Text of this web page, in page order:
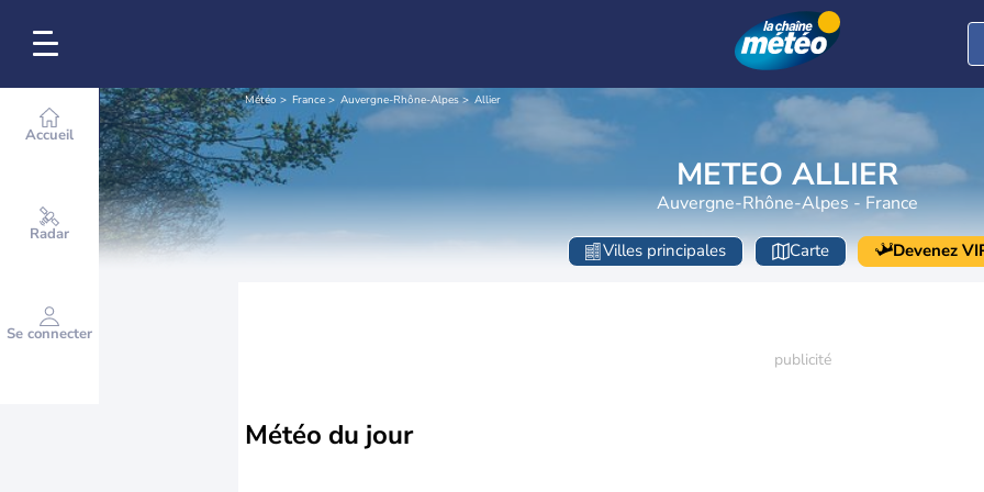
Accueil
Radar
Se connecter
Météo France Auvergne-Rhône-Alpes Allier
METEO ALLIER
Auvergne-Rhône-Alpes - France
Villes principales Carte Devenez
Météo du jour